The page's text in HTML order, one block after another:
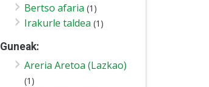
Bertso afaria (1)
Irakurle taldea (1)
Guneak:
Areria Aretoa (Lazkao)
(1)